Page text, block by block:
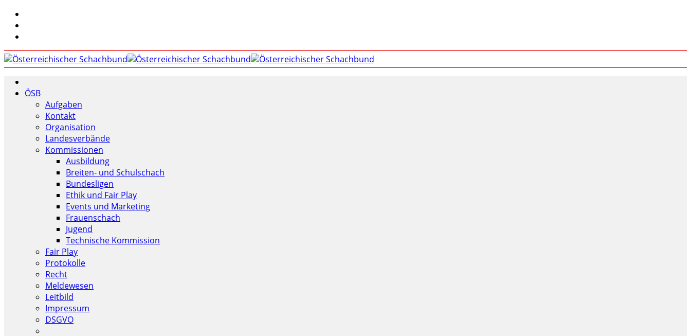
ÖSB
Aufgaben
Kontakt
Organisation
Landesverbände
Kommissionen
Ausbildung
Breiten- und Schulschach
Bundesligen
Ethik und Fair Play
Events und Marketing
Frauenschach
Jugend
Technische Kommission
Fair Play
Protokolle
Recht
Meldewesen
Leitbild
Impressum
DSGVO